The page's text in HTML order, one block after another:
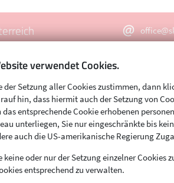
Meisterschaft Staffel
verwendet Cookies.
der Setzung aller Cookies zustimmen, dann
hin, dass hiermit auch der Setzung von
das entsprechende Cookie erhobenen
unterliegen, Sie nur eingeschränkte bis
auch die US-amerikanische Regierung
keine oder nur der Setzung einzelner Cookies
entsprechend zu verwalten.